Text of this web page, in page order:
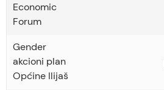
Economic
Forum
Gender
akcioni plan
Općine Ilijaš